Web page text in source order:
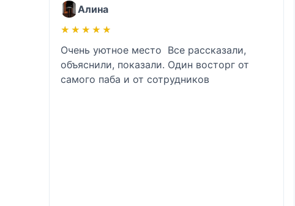
Алина
★★★★★
★★★★★
Очень уютное место  Все рассказали,
объяснили, показали. Один восторг от
самого паба и от сотрудников